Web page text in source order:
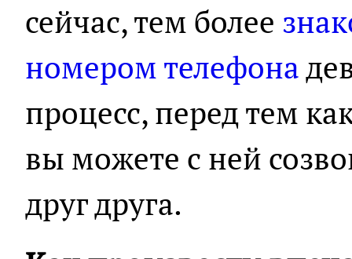
сейчас, тем более
номером телефона
процесс, перед тем
вы можете с ней
друг друга.